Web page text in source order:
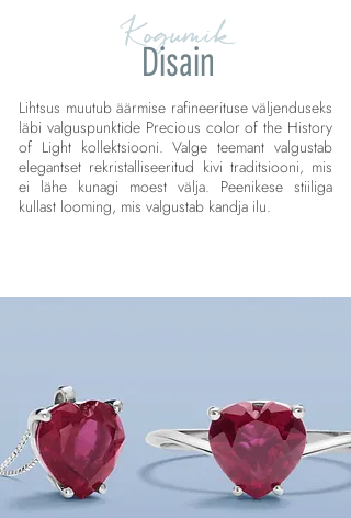
Kogumik
Disain
Lihtsus muutub äärmise rafineerituse väljenduseks
läbi valguspunktide Precious color of the History
of Light kollektsiooni. Valge teemant valgustab
elegantset rekristalliseeritud kivi traditsiooni, mis
ei lähe kunagi moest välja. Peenikese stiiliga
kullast looming, mis valgustab kandja ilu.